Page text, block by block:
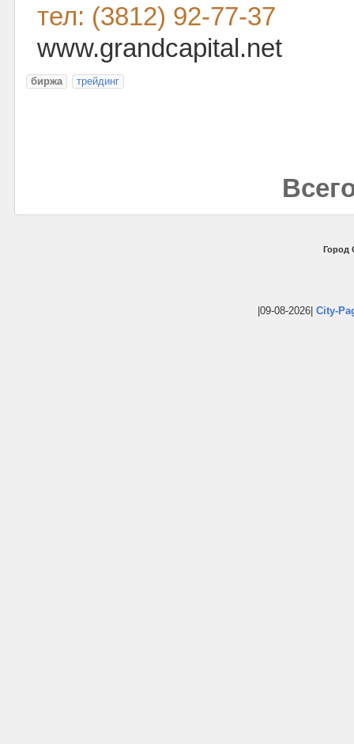
тел: (3812) 92-77-37
www.grandcapital.net
биржа трейдинг
Город
|09-08-2026| City-